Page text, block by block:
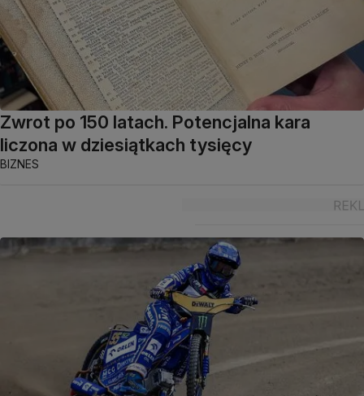
Zwrot po 150 latach. Potencjalna kara
liczona w dziesiątkach tysięcy
BIZNES